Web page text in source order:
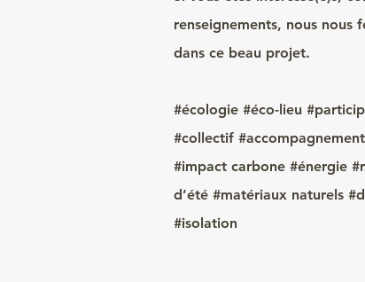
renseignements, nous nous
dans ce beau projet.
#écologie #éco-lieu
#collectif
#impact carbone #énergie
d’été #matériaux naturels
#isolation